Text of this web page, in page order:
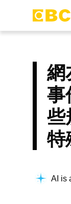
網
事
些
特
AI is